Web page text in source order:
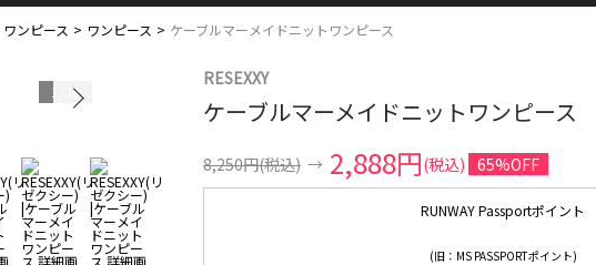
ワンピース ワンピース ケーブルマーメイドニットワンピース
モデル身長 157cm 着用サイズ F
1 36
RESEXXY
ケーブルマーメイドニットワンピース
8,250円(税込) → 2,888円(税込) 65%OFF
RUNWAY Passportポイント
(旧：MS PASSPORTポイント)